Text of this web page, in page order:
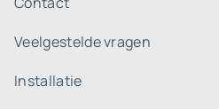
Veelgestelde vragen
Installatie